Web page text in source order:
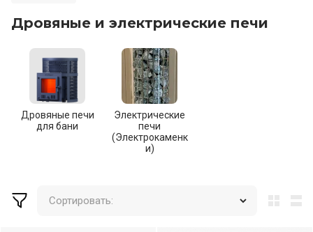
Дровяные и электрические печи
Дровяные печи
для бани
Электрические
печи
(Электрокаменк
и)
Сортировать: